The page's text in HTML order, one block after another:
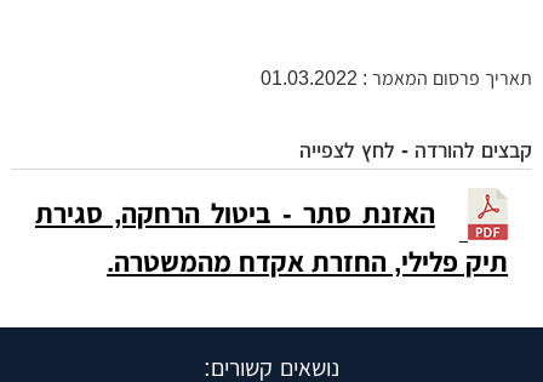
תאריך פרסום המאמר : 01.03.2022
קבצים להורדה - לחץ לצפייה
האזנת סתר - ביטול הרחקה, סגירת
תיק פלילי, החזרת אקדח מהמשטרה.
נושאים קשורים: